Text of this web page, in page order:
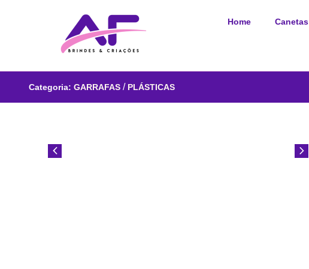
Home Canetas
Categoria: GARRAFAS / PLÁSTICAS